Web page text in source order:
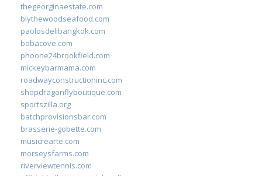
thegeorginaestate.com
blythewoodseafood.com
paolosdelibangkok.com
bobacove.com
phoone24brookfield.com
mickeybarmama.com
roadwayconstructioninc.com
shopdragonflyboutique.com
sportszilla.org
batchprovisionsbar.com
brasserie-gobette.com
musicrearte.com
morseysfarms.com
riverviewtennis.com